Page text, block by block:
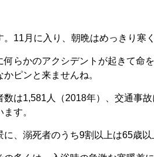
11月に入り、朝晩はめっきり寒
らかのアクシデントが起きて命
ピンと来ませんね。
は1,581人（2018年）、交通事
す。
、溺死者のうち9割以上は65歳